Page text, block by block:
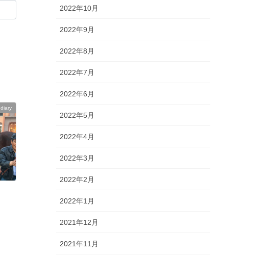
diary
2022年10月
2022年9月
2022年8月
2022年7月
2022年6月
2022年5月
2022年4月
2022年3月
2022年2月
2022年1月
2021年12月
2021年11月